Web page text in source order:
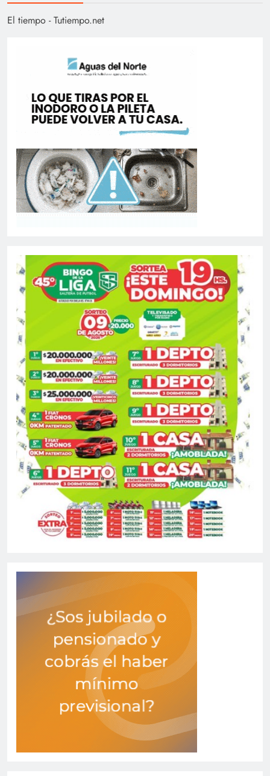
El tiempo - Tutiempo.net